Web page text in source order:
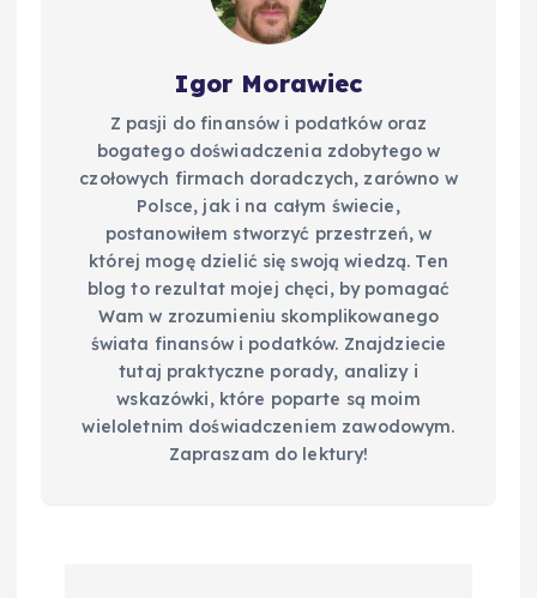
Igor Morawiec
Z pasji do finansów i podatków oraz
bogatego doświadczenia zdobytego w
czołowych firmach doradczych, zarówno w
Polsce, jak i na całym świecie,
postanowiłem stworzyć przestrzeń, w
której mogę dzielić się swoją wiedzą. Ten
blog to rezultat mojej chęci, by pomagać
Wam w zrozumieniu skomplikowanego
świata finansów i podatków. Znajdziecie
tutaj praktyczne porady, analizy i
wskazówki, które poparte są moim
wieloletnim doświadczeniem zawodowym.
Zapraszam do lektury!